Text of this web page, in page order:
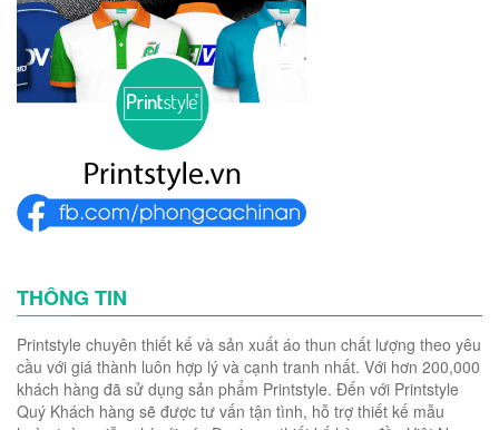
THÔNG TIN
Printstyle chuyên thiết kế và sản xuất áo thun chất lượng theo yêu
cầu với giá thành luôn hợp lý và cạnh tranh nhất. Với hơn 200,000
khách hàng đã sử dụng sản phẩm Printstyle. Đến với Printstyle
Quý Khách hàng sẽ được tư vấn tận tình, hỗ trợ thiết kế mẫu